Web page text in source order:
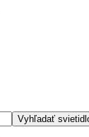
Vyhľadať